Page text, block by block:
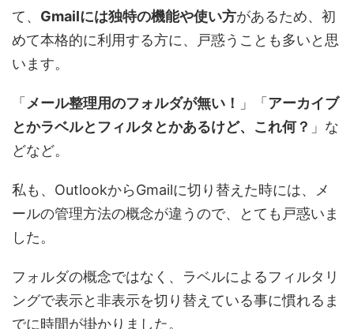
て、 Gmailには独特の機能や使い方があるため、初
めて本格的に利用する方に、戸惑うことも多いと思
います。
「 メール整理用のフォルダが無い！ 」「 アーカイブ
とかラベルとフィルタとかあるけど、これ何？ 」な
どなど。
私も、OutlookからGmailに切り替えた時には、メ
ールの管理方法の概念が違うので、とても戸惑いま
した。
フォルダの概念ではなく、ラベルによるフィルタリ
ングで表示と非表示を切り替えている事に慣れるま
でに時間が掛かりました。